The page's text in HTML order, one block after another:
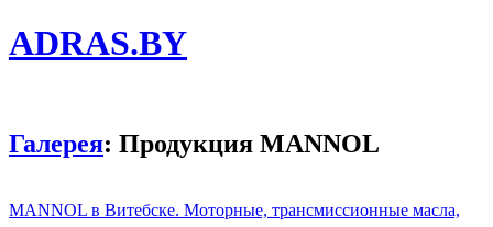
ADRAS.BY
Галерея: Продукция MANNOL
MANNOL в Витебске. Моторные, трансмиссионные масла,